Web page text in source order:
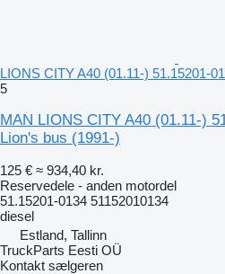
LIONS CITY A40 (01.11-) 51.15201-
5
MAN LIONS CITY A40 (01.11-)
Lion's bus (1991-)
125 € ≈ 934,40 kr.
Reservedele - anden motordel
51.15201-0134 51152010134
diesel
Estland, Tallinn
TruckParts Eesti OÜ
Kontakt sælgeren